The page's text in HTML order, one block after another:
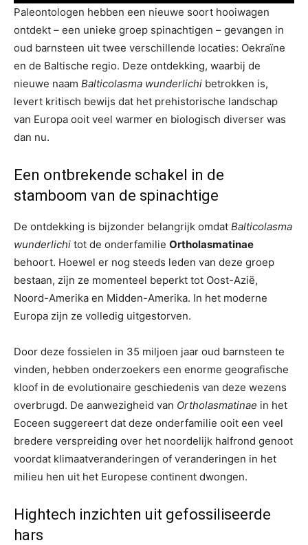
Paleontologen hebben een nieuwe soort hooiwagen
ontdekt – een unieke groep spinachtigen – gevangen in
oud barnsteen uit twee verschillende locaties: Oekraïne
en de Baltische regio. Deze ontdekking, waarbij de
nieuwe naam Balticolasma wunderlichi betrokken is,
levert kritisch bewijs dat het prehistorische landschap
van Europa ooit veel warmer en biologisch diverser was
dan nu.
Een ontbrekende schakel in de
stamboom van de spinachtige
De ontdekking is bijzonder belangrijk omdat Balticolasma
wunderlichi tot de onderfamilie Ortholasmatinae
behoort. Hoewel er nog steeds leden van deze groep
bestaan, zijn ze momenteel beperkt tot Oost-Azië,
Noord-Amerika en Midden-Amerika. In het moderne
Europa zijn ze volledig uitgestorven.
Door deze fossielen in 35 miljoen jaar oud barnsteen te
vinden, hebben onderzoekers een enorme geografische
kloof in de evolutionaire geschiedenis van deze wezens
overbrugd. De aanwezigheid van Ortholasmatinae in het
Eoceen suggereert dat deze onderfamilie ooit een veel
bredere verspreiding over het noordelijk halfrond genoot
voordat klimaatveranderingen of veranderingen in het
milieu hen uit het Europese continent dwongen.
Hightech inzichten uit gefossiliseerde
hars